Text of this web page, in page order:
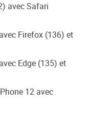
avec Safari
Firefox (136) et
Edge (135) et
12 avec